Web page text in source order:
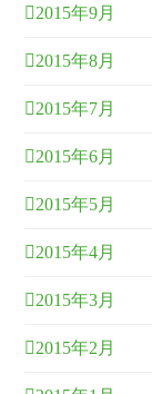
2015年9月
2015年8月
2015年7月
2015年6月
2015年5月
2015年4月
2015年3月
2015年2月